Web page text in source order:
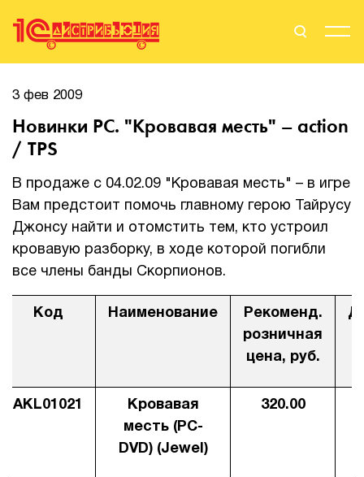
Поиск
Стать Партнером
О нас
Вендоры
События
3 фев 2009
Новинки PC. "Кровавая месть" – action
/ TPS
В продаже с 04.02.09 "Кровавая месть" – в игре
Вам предстоит помочь главному герою Тайрусу
Джонсу найти и отомстить тем, кто устроил
кровавую разборку, в ходе которой погибли
все члены банды Скорпионов.
Код Наименование
Рекоменд.
розничная
цена, руб.
AKL01021
Кровавая
месть (PC-
DVD) (Jewel)
320.00